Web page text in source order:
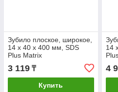
Зубило плоское, широкое,
14 х 40 х 400 мм, SDS
Plus Matrix
3 119 ₸
Купить
14
4